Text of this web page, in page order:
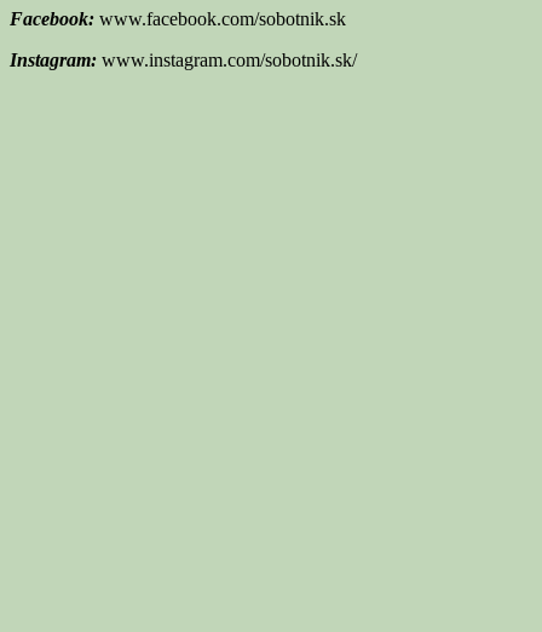
Facebook: www.facebook.com/sobotnik.sk
Instagram: www.instagram.com/sobotnik.sk/